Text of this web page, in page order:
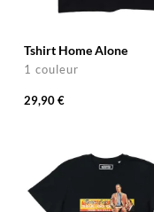
Tshirt Home Alone
1 couleur
29,90 €